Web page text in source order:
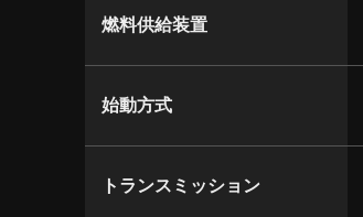
燃料供給装置
始動方式
トランスミッション